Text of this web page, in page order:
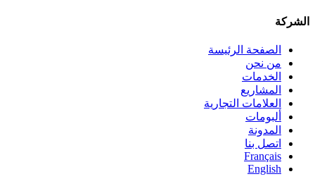
الشركة
الصفحة الرئيسة
من نحن
الخدمات
المشاريع
العلامات التجارية
ألبومات
المدونة
اتصل بنا
Français
English